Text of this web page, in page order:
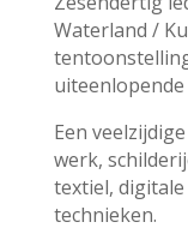
Waterland /
uiteenlopende
Een
werk,
textiel,
technieken.